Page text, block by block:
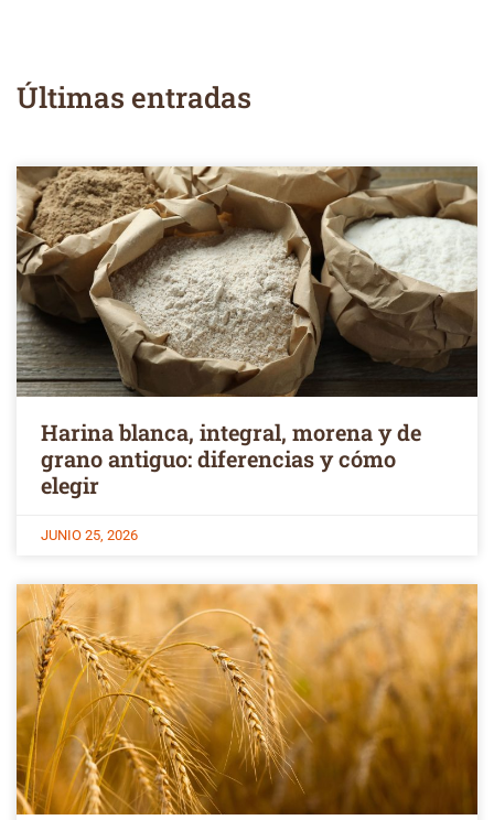
Últimas entradas
Harina blanca, integral, morena y de
grano antiguo: diferencias y cómo
elegir
JUNIO 25, 2026